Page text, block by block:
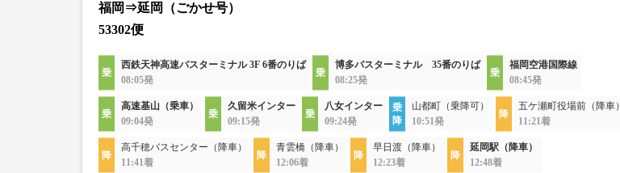
福岡⇒延岡（ごかせ号）
53302便
西鉄天神高速バスターミナル 3F 6番のりば
08:05発
博多バスターミナル 35番のりば
08:25発
福岡空港国際線
08:45発
高速基山（乗車）
09:04発
久留米インター
09:15発
八女インター
09:24発
山都町（乗降可）
10:51発
五ケ瀬町役場前（降車）
11:21着
高千穂バスセンター（降車）
11:41着
青雲橋（降車）
12:06着
早日渡（降車）
12:23着
延岡駅（降車）
12:48着